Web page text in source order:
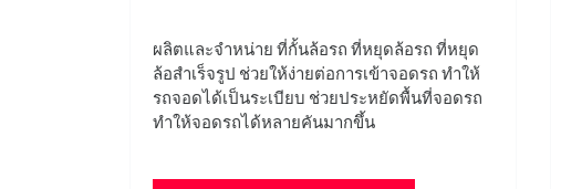
ผลิตและจำหน่าย ที่กั้นล้อรถ ที่หยุดล้อรถ ที่หยุด
ล้อสำเร็จรูป ช่วยให้ง่ายต่อการเข้าจอดรถ ทำให้
รถจอดได้เป็นระเบียบ ช่วยประหยัดพื้นที่จอดรถ
ทำให้จอดรถได้หลายคันมากขึ้น